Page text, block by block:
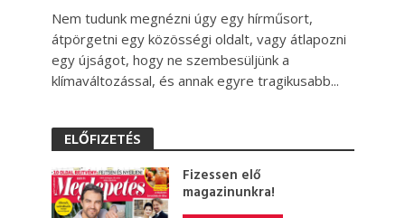
Nem tudunk megnézni úgy egy hírműsort,
átpörgetni egy közösségi oldalt, vagy átlapozni
egy újságot, hogy ne szembesüljünk a
klímaváltozással, és annak egyre tragikusabb...
ELŐFIZETÉS
Fizessen elő
magazinunkra!